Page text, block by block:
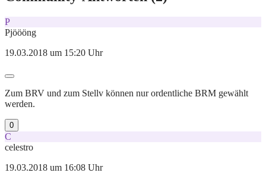
P
Pjöööng
19.03.2018 um 15:20 Uhr
Zum BRV und zum Stellv können nur ordentliche BRM gewählt
werden.
0
C
celestro
19.03.2018 um 16:08 Uhr